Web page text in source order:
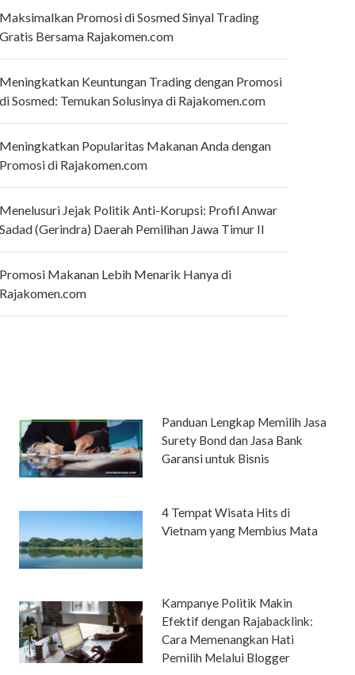
Promosi di Sosmed Sinyal Trading
Bersama Rajakomen.com
Keuntungan Trading dengan Promosi
Sosmed: Temukan Solusinya di Rajakomen.com
Popularitas Makanan Anda dengan
di Rajakomen.com
Jejak Politik Anti-Korupsi: Profil Anwar
(Gerindra) Daerah Pemilihan Jawa Timur II
Makanan Lebih Menarik Hanya di
Panduan Lengkap Memilih Jasa
Surety Bond dan Jasa Bank
Garansi untuk Bisnis
4 Tempat Wisata Hits di
Vietnam yang Membius Mata
Kampanye Politik Makin
Efektif dengan Rajabacklink:
Cara Memenangkan Hati
Pemilih Melalui Blogger